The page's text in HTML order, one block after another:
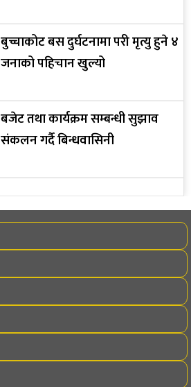
बुच्चाकोट बस दुर्घटनामा परी मृत्यु हुने ४
जनाको पहिचान खुल्यो
बजेट तथा कार्यक्रम सम्बन्धी सुझाव
संकलन गर्दै बिन्धवासिनी